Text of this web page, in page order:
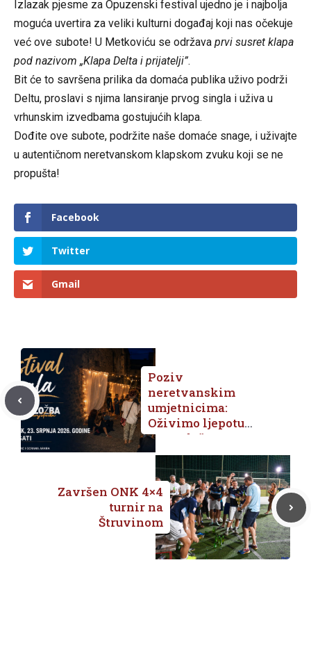
Izlazak pjesme za Opuzenski festival ujedno je i najbolja
moguća uvertira za veliki kulturni događaj koji nas očekuje
već ove subote! U Metkoviću se održava prvi susret klapa
pod nazivom „Klapa Delta i prijatelji”.
Bit će to savršena prilika da domaća publika uživo podrži
Deltu, proslavi s njima lansiranje prvog singla i uživa u
vrhunskim izvedbama gostujućih klapa.
Dođite ove subote, podržite naše domaće snage, i uživajte
u autentičnom neretvanskom klapskom zvuku koji se ne
propušta!
Facebook
Twitter
Gmail
Poziv
neretvanskim
umjetnicima:
Oživimo ljepotu
stvaralaštva na
metkovskim
Skalama
Završen ONK 4×4
turnir na
Štruvinom